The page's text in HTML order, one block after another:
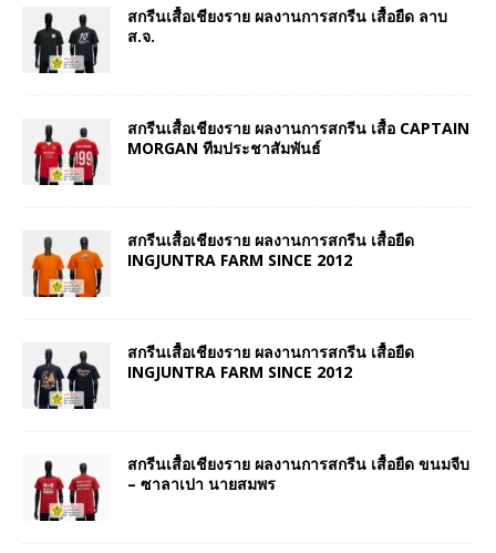
สกรีนเสื้อเชียงราย ผลงานการสกรีน เสื้อยืด ลาบ
ส.จ.
สกรีนเสื้อเชียงราย ผลงานการสกรีน เสื้อ CAPTAIN
MORGAN ทีมประชาสัมพันธ์
สกรีนเสื้อเชียงราย ผลงานการสกรีน เสื้อยืด
INGJUNTRA FARM SINCE 2012
สกรีนเสื้อเชียงราย ผลงานการสกรีน เสื้อยืด
INGJUNTRA FARM SINCE 2012
สกรีนเสื้อเชียงราย ผลงานการสกรีน เสื้อยืด ขนมจีบ
– ซาลาเปา นายสมพร